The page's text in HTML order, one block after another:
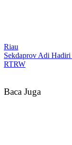
Riau
Sekdaprov Adi
RTRW
Baca Juga